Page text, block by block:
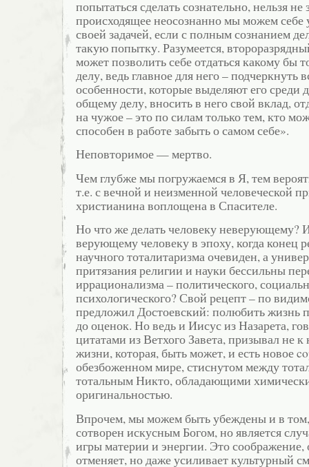
попытаться сделать сознательно, нельзя не
происходящее неосознанно мы можем себе
своей задачей, если с полным сознанием
такую попытку. Разумеется,
может позволить себе отдаться какому бы
делу, ведь главное для него – подчеркнуть
особенности, которые выделяют его среди
общему делу, вносить в него свой вклад,
на чужое – это по силам только тем, кто
способен в работе забыть о самом себе».
Неповторимое — мертво.
Чем глубже мы погружаемся в Я, тем
т.е. с вечной и неизменной человеческой
христианина воплощена в Спасителе.
Но что же делать человеку неверующему?
верующему человеку в эпоху, когда конец
научного тоталитаризма очевиден, а
притязания религии и науки бессильны
иррационализма – политического,
психологического? Свой рецепт – по
предложил Достоевский: полюбить жизнь
до оценок. Но ведь и Иисус из Назарета,
цитатами из Ветхого Завета, призывал не
жизни, которая, быть может, и есть новое
обезбоженном мире, стиснутом между
тотальным Никто, обладающими
оригинальностью.
Впрочем, мы можем быть убеждены и в
сотворен искусным Богом, но является
игры материи и энергии. Это соображение,
отменяет, но даже усиливает культурный